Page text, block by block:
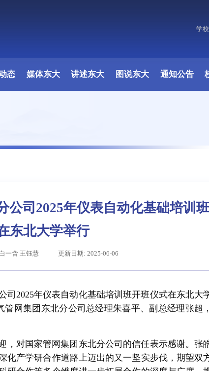
学
态 媒体东大 讲述东大 图说东大 通知公告
公司2025年仪表自动化基础培训班
东北大学举行
一含 王钰慧 更新日期: 2025-06-06
司2025年仪表自动化基础培训班开班仪式在东北大
网集团东北分公司总经理朱喜平、副总经理张超，
，对国家管网集团东北分公司的信任表示感谢。张
化产学研合作道路上迈出的又一坚实步伐，期望双
成立 习近平给东北大学全体师生回信